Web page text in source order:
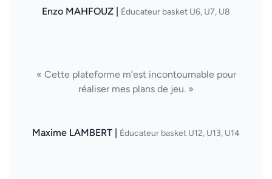
Enzo MAHFOUZ | Éducateur basket U6, U7, U8
« Cette plateforme m’est incontournable pour
réaliser mes plans de jeu. »
Maxime LAMBERT | Éducateur basket U12, U13, U14